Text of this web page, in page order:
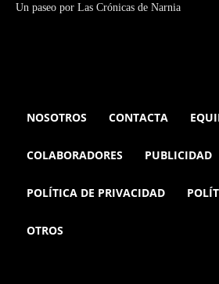
Un paseo por Las Crónicas de Narnia
NOSOTROS CONTACTA
COLABORADORES PUBLICIDAD
POLÍTICA DE PRIVACIDAD
OTROS